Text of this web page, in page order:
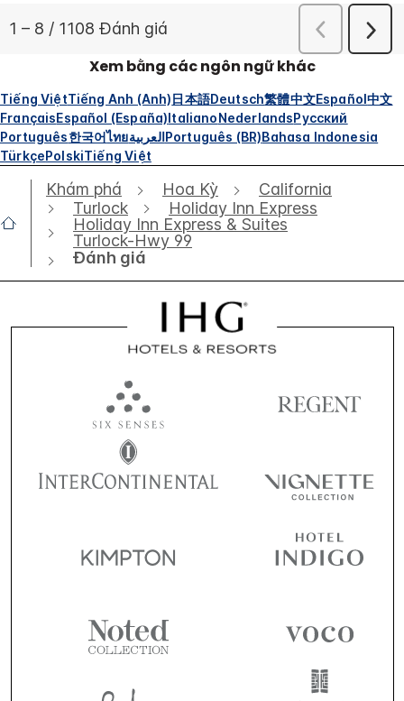
Xem bằng các ngôn ngữ khác
Tiếng ViệtTiếng Anh (Anh)日本語Deutsch繁體中文Español中文
FrançaisEspañol (España)ItalianoNederlandsРусский
Português한국어ไทยالعربيةPortuguês (BR)Bahasa Indonesia
TürkçePolskiTiếng Việt
Khám phá Hoa Kỳ
California
Turlock
Holiday Inn Express
Holiday Inn Express & Suites
Turlock-Hwy 99
Đánh giá